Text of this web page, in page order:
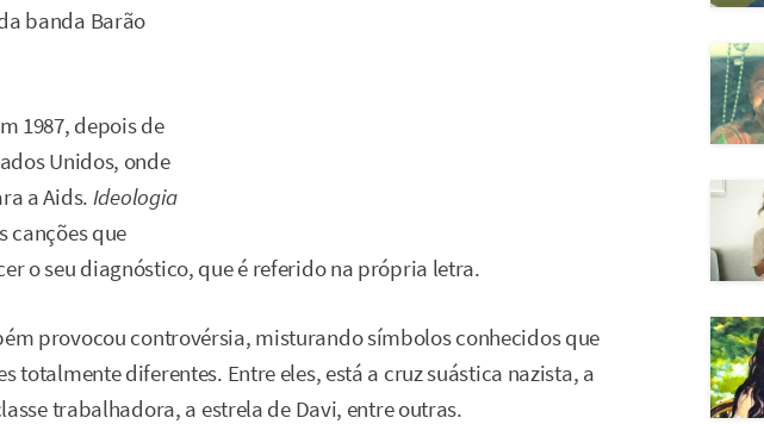
banda Barão
1987, depois de
Unidos, onde
a Aids. Ideologia
canções que
o seu diagnóstico, que é referido na própria letra.
provocou controvérsia, misturando símbolos conhecidos que
totalmente diferentes. Entre eles, está a cruz suástica nazista, a
trabalhadora, a estrela de Davi, entre outras.